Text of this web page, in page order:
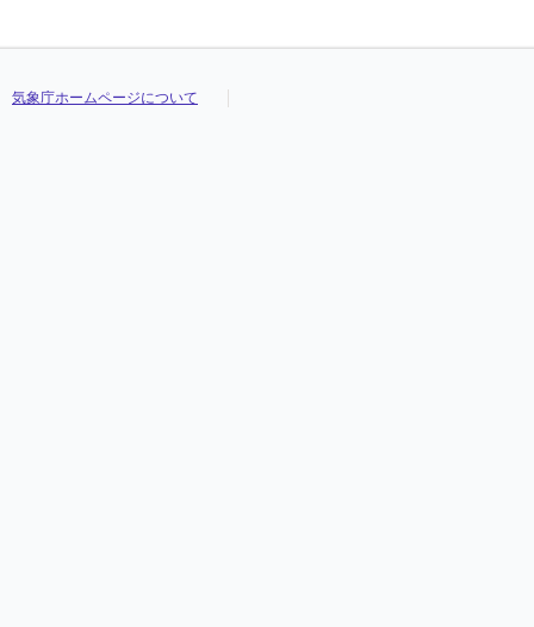
30
0.0 0.0 0.0 18.0 22.6 15.5 ///
30
0.0 0.0 0.0 18.0 22.6 15.5 ///
30
0.0 0.0 0.0 18.0 22.6 15.5 ///
30
0.0 0.0 0.0 18.0 22.6 15.5 ///
気象庁ホームページについて